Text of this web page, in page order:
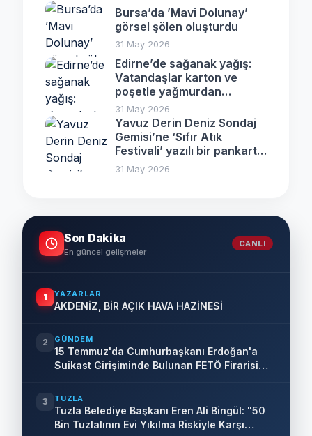
Bursa’da ’Mavi Dolunay’
görsel şölen oluşturdu
31 May 2026
Edirne’de sağanak yağış:
Vatandaşlar karton ve
poşetle yağmurdan
korunmaya çalıştı
31 May 2026
Yavuz Derin Deniz Sondaj
Gemisi’ne ‘Sıfır Atık
Festivali’ yazılı bir pankart
asıldı
31 May 2026
Son Dakika
En güncel gelişmeler
CANLI
1 YAZARLAR
AKDENİZ, BİR AÇIK HAVA HAZİNESİ
2 GÜNDEM
15 Temmuz'da Cumhurbaşkanı Erdoğan'a
Suikast Girişiminde Bulunan FETÖ Firarisi
3 TUZLA
Tuzla Belediye Başkanı Eren Ali Bingül: "50
Bin Tuzlalının Evi Yıkılma Riskiyle Karşı